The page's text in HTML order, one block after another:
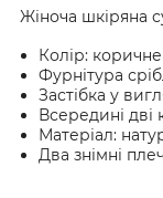
Жіноча шкіряна
Колір:
Фурнітура
Застібка у
Всередині дві
Матеріал:
Два знімні